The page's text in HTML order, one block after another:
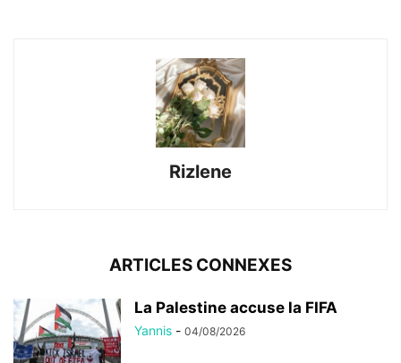
Rizlene
ARTICLES CONNEXES
La Palestine accuse la FIFA
Yannis - 04/08/2026